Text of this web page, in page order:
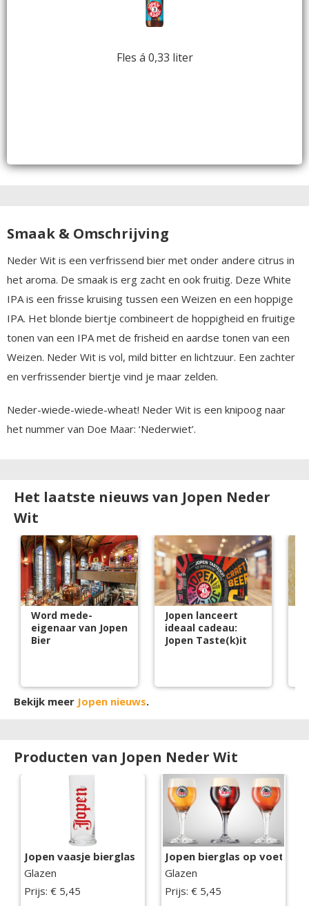
Fles á 0,33 liter
Smaak & Omschrijving
Neder Wit is een verfrissend bier met onder andere citrus in
het aroma. De smaak is erg zacht en ook fruitig. Deze White
IPA is een frisse kruising tussen een Weizen en een hoppige
IPA. Het blonde biertje combineert de hoppigheid en fruitige
tonen van een IPA met de frisheid en aardse tonen van een
Weizen. Neder Wit is vol, mild bitter en lichtzuur. Een zachter
en verfrissender biertje vind je maar zelden.
Neder-wiede-wiede-wheat! Neder Wit is een knipoog naar
het nummer van Doe Maar: ‘Nederwiet’.
Het laatste nieuws van Jopen Neder
Wit
Word mede-
eigenaar van Jopen
Bier
Jopen lanceert
ideaal cadeau:
Jopen Taste(k)it
Bekijk meer Jopen nieuws.
Producten van Jopen Neder Wit
Jopen vaasje bierglas
Glazen
Prijs: € 5,45
Jopen bierglas op voet
Glazen
Prijs: € 5,45